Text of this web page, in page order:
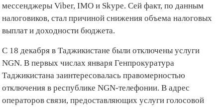
мессенджеры Viber, IMO и Skype. Сей факт, по данным
налоговиков, стал причиной снижения объема налоговых
выплат и доходности бюджета.
С 18 декабря в Таджикистане были отключены услуги
NGN. В первых числах января Генпрокуратура
Таджикистана заинтересовалась правомерностью
отключения в республике NGN-телефонии. В адрес
операторов связи, предоставляющих услуги голосовой